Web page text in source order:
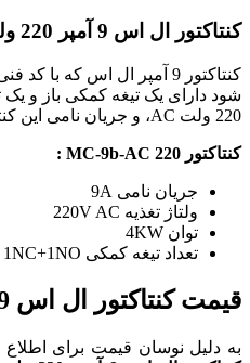
کنتاکتور ال اس 9 آمپر 220 ولت AC
شود دارای یک تیغه کمکی باز و یک
220 ولت AC، و جریان نامی این کنتاکتور 9 آمپر است.
کنتاکتور MC-9b-AC 220 :
جریان نامی 9A
ولتاژ تغذیه 220V AC
توان 4KW
تعداد تیغه کمکی 1NC+1NO
قیمت کنتاکتور ال اس 9 آمپر 220 ولت AC
به دلیل نوسان قیمت برای